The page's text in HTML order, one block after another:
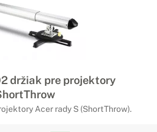
držiak pre projektory
Acer rady S (ShortThrow).